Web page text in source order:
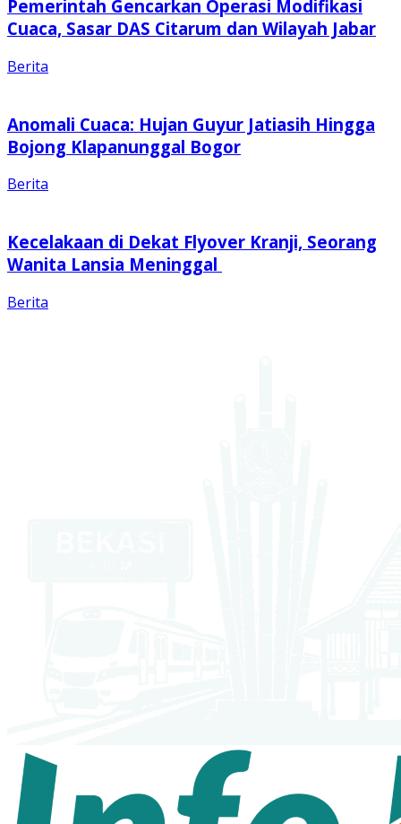
Pemerintah Gencarkan Operasi Modifikasi
Cuaca, Sasar DAS Citarum dan Wilayah Jabar
Berita
Anomali Cuaca: Hujan Guyur Jatiasih Hingga
Bojong Klapanunggal Bogor
Berita
Kecelakaan di Dekat Flyover Kranji, Seorang
Wanita Lansia Meninggal
Berita